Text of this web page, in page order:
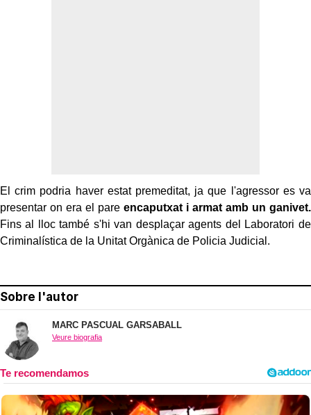
El crim podria haver estat premeditat, ja que l'agressor es va
presentar on era el pare encaputxat i armat amb un ganivet.
Fins al lloc també s'hi van desplaçar agents del Laboratori de
Criminalística de la Unitat Orgànica de Policia Judicial.
Sobre l'autor
MARC PASCUAL GARSABALL
Veure biografia